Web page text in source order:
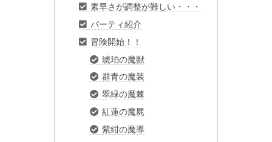
素早さが調整が難しい・・・
パーティ紹介
冒険開始！！
琥珀の魔獣
群青の魔装
翠緑の魔棘
紅蓮の魔屍
紫紺の魔導